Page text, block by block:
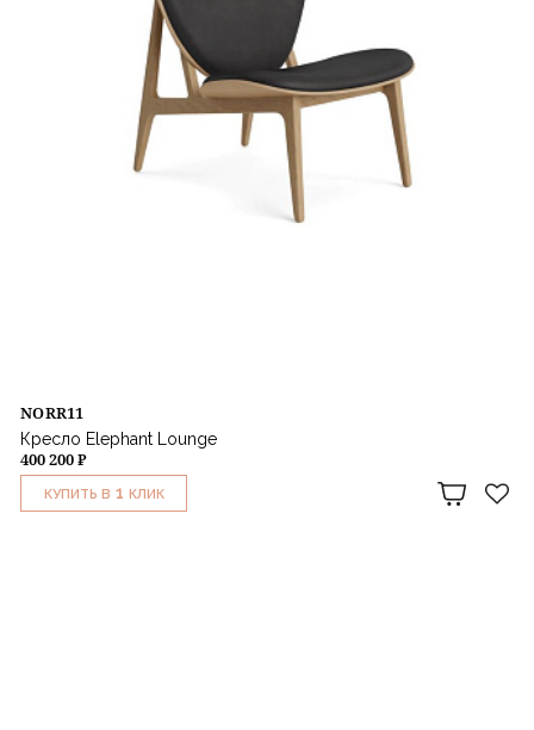
NORR11
Кресло Elephant Lounge
400 200 ₽
КУПИТЬ В 1 КЛИК